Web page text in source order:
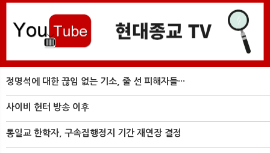
정명석에 대한 끊임 없는 기소, 줄 선 피해자들···
사이비 헌터 방송 이후
통일교 한학자, 구속집행정지 기간 재연장 결정